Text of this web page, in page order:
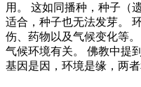
用。 这如同播种，种子（
适合，种子也无法发芽。
伤、药物以及气候变化等
气候环境有关。 佛教中提
基因是因，环境是缘，两者